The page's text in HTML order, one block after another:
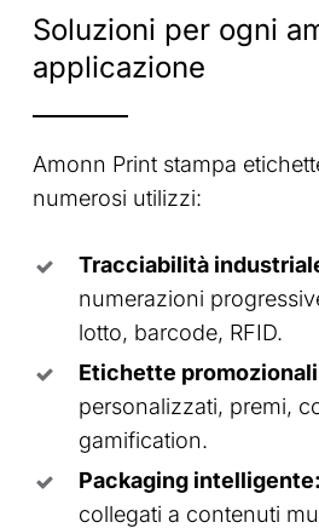
Soluzioni per ogni
applicazione
Amonn Print stampa
numerosi utilizzi:
Tracciabilità
numerazioni
lotto, barcode, RFID.
Etichette
personalizzati, premi,
gamification.
Packaging intelligente:
collegati a contenuti